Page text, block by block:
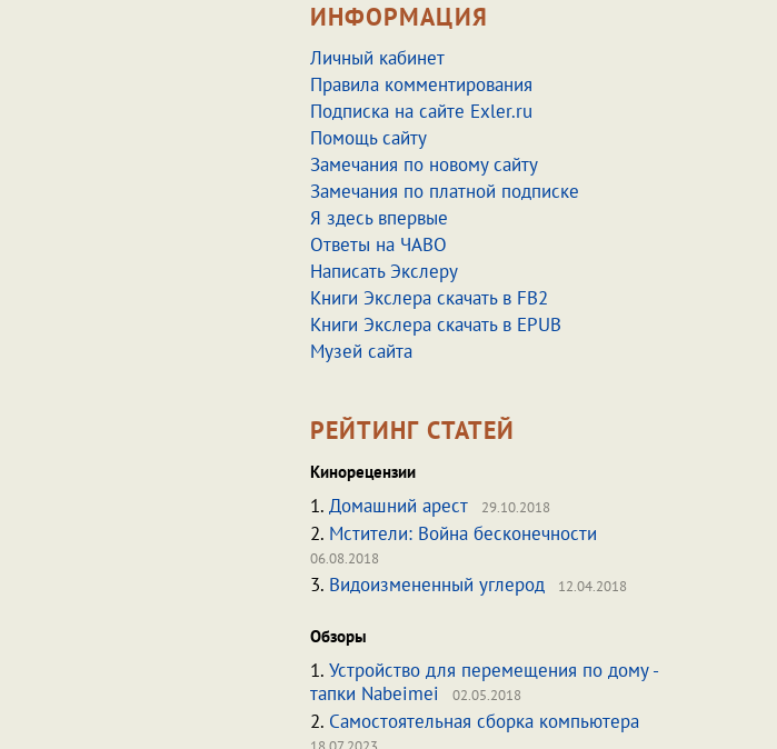
ИНФОРМАЦИЯ
Личный кабинет
Правила комментирования
Подписка на сайте Exler.ru
Помощь сайту
Замечания по новому сайту
Замечания по платной подписке
Я здесь впервые
Ответы на ЧАВО
Написать Экслеру
Книги Экслера скачать в FB2
Книги Экслера скачать в EPUB
Музей сайта
РЕЙТИНГ СТАТЕЙ
Кинорецензии
1. Домашний арест 29.10.2018
2. Мстители: Война бесконечности
06.08.2018
3. Видоизмененный углерод 12.04.2018
Обзоры
1. Устройство для перемещения по дому -
тапки Nabeimei
02.05.2018
2. Самостоятельная сборка компьютера